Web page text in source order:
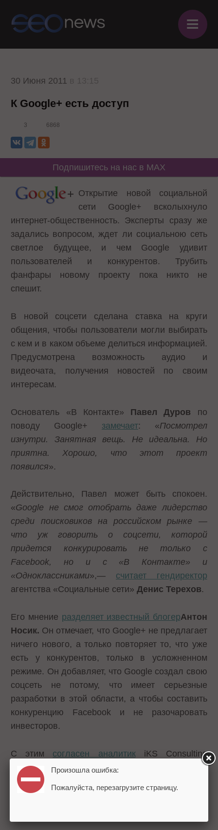
≡
30 Июня 2011
К Google+ есть доступ
3 6868
Подпишитесь на нас в MAX
Открытие новой социальной
сети Google+ всколыхнуло
интернет-общественность. Эксперты сразу же
задались вопросом, ждет ли социальною сеть
светлое будущее, и чем Google удивит
пользователей и конкурентов. Трубить
фанфары новому проекту пока никто не
спешит.
В новой соцсети сделана ставка на круги
общения, чтобы пользователи могли выбирать
с кем и в каком объеме делиться информацией.
Предусмотрена возможность аудио и
видеочата, получения новостей по своим
интересам.
Основатель «В Контакте» Павел Дуров по
поводу Google+ замечает: «Посмотрел
изнутри. Занятная вещь. Не идеальна. Но
приятна. Хорошо, что этот проект
появился».
Действительно, Павел может быть спокоен.
«Google не смог отобрать даже лидерство
среди поисковиков на российском рынке —
что уж говорить о соцсети, которой
придется конкурировать не только с
Facebook, но и с «В Контакте» и
«Одноклассниками»,— считает гендиректор
агентства «Социальные сети»Денис Терехов.
Его мнение разделяет известный блогерАнтон
Носик. Он отмечает, что Google+ не предлагает
ничего нового, а только повторяет то, что уже
есть у конкурентов, только в усложненном
режиме. Он добавляет, что Google создал свою
соцсеть не потому, что имеет серьезные
разработки в этой области, а чтобы составить
конкуренцию Facebook и не разочаровать
инвесторов.
С этим согласен аналитикiKS Consulting
Михаил Бодягин. По его мнению, в Google
понимают: чтобы удерживать созданную
аудиторию еще несколько лет, нужно
Произошла ошибка:
Пожалуйста, перезагрузите страницу.